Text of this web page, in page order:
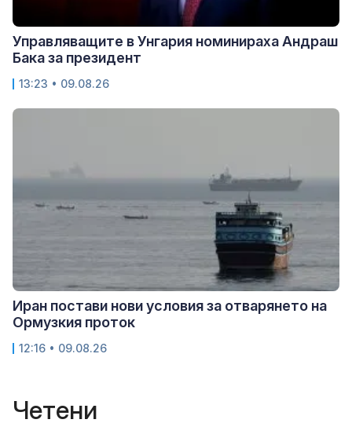
Управляващите в Унгария номинираха Андраш
Бака за президент
13:23 • 09.08.26
Иран постави нови условия за отварянето на
Ормузкия проток
12:16 • 09.08.26
Четени